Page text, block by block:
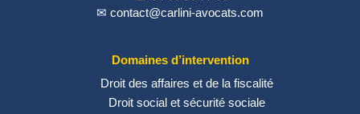
✉ contact@carlini-avocats.com
Domaines d’intervention
Droit des affaires et de la fiscalité
Droit social et sécurité sociale